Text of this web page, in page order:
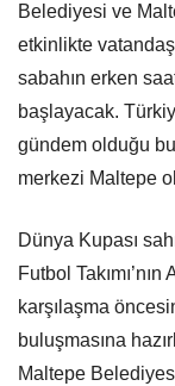
Belediyesi ve
etkinlikte
sabahın erken
başlayacak.
gündem olduğu
merkezi Maltepe
Dünya Kupası
Futbol
karşılaşma
buluşmasına
Maltepe